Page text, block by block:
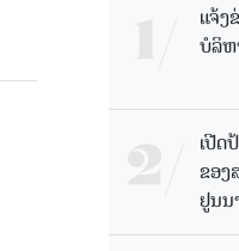
ແຈ້ງ
ບໍລິຫ
ເປີດ
ຂອງ
ຢູນນ